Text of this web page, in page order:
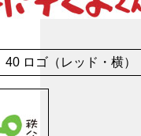
40 ロゴ（レッド・横）